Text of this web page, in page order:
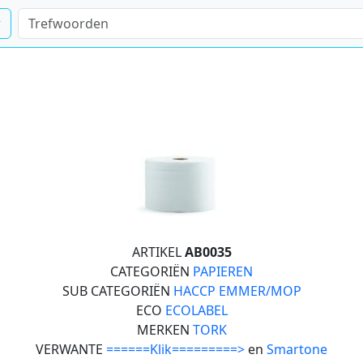
ARTIKELAB0035
CATEGORIËN PAPIEREN
SUB CATEGORIËN HACCP EMMER/MOP
ECO ECOLABEL
MERKEN TORK
VERWANTE ======Klik=========> en Smartone